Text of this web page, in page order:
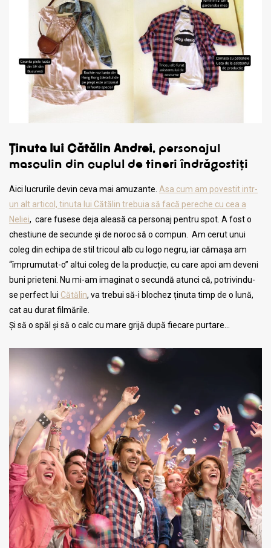
Ținuta lui Cătălin Andrei, personajul
masculin din cuplul de tineri îndrăgostiți
Aici lucrurile devin ceva mai amuzante. Asa cum am povestit intr-
un alt articol, tinuta lui Cătălin trebuia să facă pereche cu cea a
Neliei, care fusese deja aleasă ca personaj pentru spot. A fost o
chestiune de secunde și de noroc să o compun. Am cerut unui
coleg din echipa de stil tricoul alb cu logo negru, iar cămașa am
“împrumutat-o” altui coleg de la producție, cu care apoi am deveni
buni prieteni. Nu mi-am imaginat o secundă atunci că, potrivindu-
se perfect lui Cătălin, va trebui să-i blochez ținuta timp de o lună,
cat au durat filmările.
Și să o spăl și să o calc cu mare grijă după fiecare purtare…